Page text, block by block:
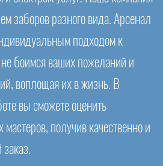
заборов разного вида. Арсенал
подходом к
боимся ваших пожеланий и
воплощая их в жизнь. В
вы сможете оценить
мастеров, получив качественно и